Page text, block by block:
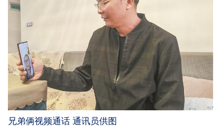
兄弟俩视频通话 通讯员供图